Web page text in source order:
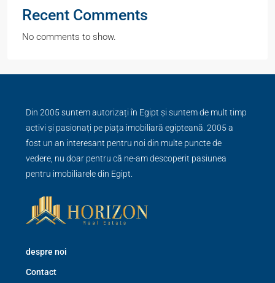
Recent Comments
No comments to show.
Din 2005 suntem autorizați în Egipt și suntem de mult timp
activi și pasionați pe piața imobiliară egipteană. 2005 a
fost un an interesant pentru noi din multe puncte de
vedere, nu doar pentru că ne-am descoperit pasiunea
pentru imobiliarele din Egipt.
despre noi
Contact